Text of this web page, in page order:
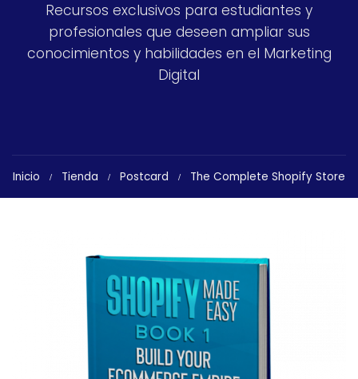
Recursos exclusivos para estudiantes y
profesionales que deseen ampliar sus
conocimientos y habilidades en el Marketing
Digital
Inicio Tienda Postcard The Complete Shopify Store